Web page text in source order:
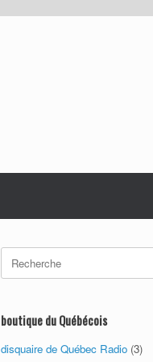
Search
for:
boutique du Québécois
disquaire de Québec Radio (3)